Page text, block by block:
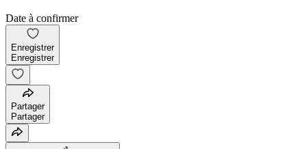
Date à confirmer
Enregistrer
Enregistrer
Partager
Partager